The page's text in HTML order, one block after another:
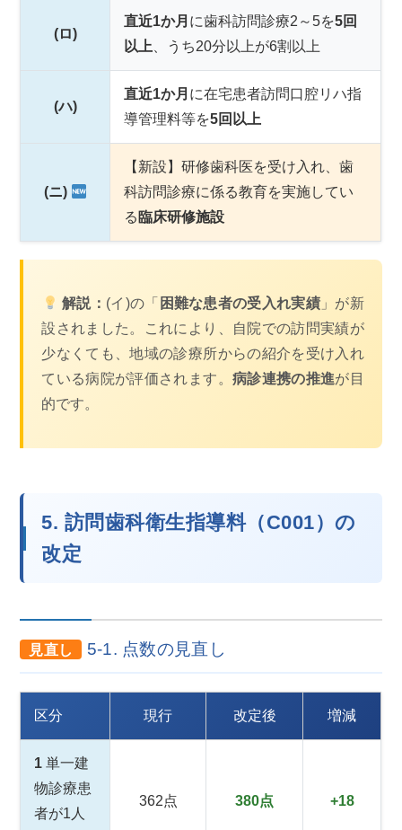
(ロ)
直近1か月 に歯科訪問診療2～5を5回
以上 、うち20分以上が6割以上
(ハ)
直近1か月 に在宅患者訪問口腔リハ指
導管理料等を5回以上
(ニ)
【新設】研修歯科医を受け入れ、歯
科訪問診療に係る教育を実施してい
る 臨床研修施設
解説： (イ)の「 困難な患者の受入れ実績」が新
設されました。これにより、自院での訪問実績が
少なくても、地域の診療所からの紹介を受け入れ
ている病院が評価されます。 病診連携の推進が目
的です。
5. 訪問歯科衛生指導料（C001）の
改定
見直し 5-1. 点数の見直し
区分 現行 改定後 増減
1 単一建
物診療患
者が1人
362点 380点 +18